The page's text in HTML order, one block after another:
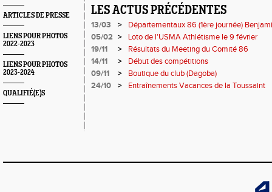
ARTICLES DE PRESSE
LIENS POUR PHOTOS
2022-2023
LIENS POUR PHOTOS
2023-2024
QUALIFIÉ(E)S
LES ACTUS PRÉCÉDENTES
13/03 >
Départementaux 86 (1ère journée)
EA-PO
05/02 >
Loto de l'USMA Athlétisme le 9 février
19/11
>
Résultats du Meeting du Comité 86
14/11
>
Début des compétitions
09/11
>
Boutique du club (Dagoba)
24/10
> Entraînements Vacances de la Toussaint